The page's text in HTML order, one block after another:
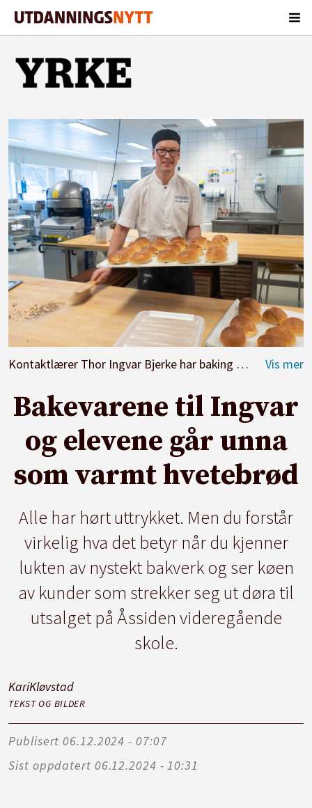
Kontaktlærer Thor Ingvar Bjerke har baking i blodet. Her med et nytt brett boller.
Bakevarene til Ingvar
og elevene går unna
som varmt hvetebrød
Alle har hørt uttrykket. Men du forstår
virkelig hva det betyr når du kjenner
lukten av nystekt bakverk og ser køen
av kunder som strekker seg ut døra til
utsalget på Åssiden videregående
skole.
KariKløvstad
TEKST OG BILDER
Publisert
06.12.2024 - 07:07
Sist oppdatert
06.12.2024 - 10:31